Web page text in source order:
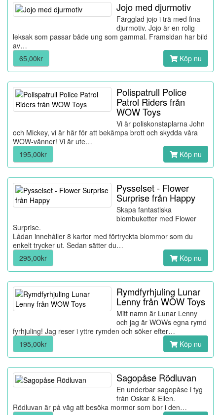
Jojo med djurmotiv
Färgglad jojo i trä med fina
djurmotiv. Jojo är en rolig
leksak som passar både ung som gammal. Framsidan har bild
av…
65,00kr
Köp nu
Polispatrull Police
Patrol Riders från
WOW Toys
Vi är poliskonstaplarna John
och Mickey, vi är här för att bekämpa brott och skydda våra
WOW-vänner! Vi är ute…
195,00kr
Köp nu
Pysselset - Flower
Surprise från Happy
Skapa fantastiska
blombuketter med Flower
Surprise.
Lådan innehåller 8 kartor med förtryckta blommor som du
enkelt trycker ut. Sedan sätter du…
295,00kr
Köp nu
Rymdfyrhjuling Lunar
Lenny från WOW Toys
Mitt namn är Lunar Lenny
och jag är WOWs egna rymd
fyrhjuling! Jag reser i yttre rymden och söker efter…
195,00kr
Köp nu
Sagopåse Rödluvan
En underbar sagopåse i tyg
från Oskar & Ellen.
Rödluvan är på väg att besöka mormor som bor i den…